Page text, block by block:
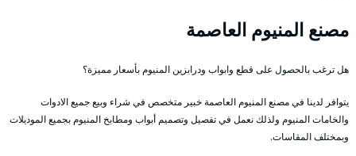
مصنع المنيوم العاصمة
هل ترغب بالحصول على قطع وابواب ودرابزين المنيوم بأسعار مميزة؟
يتوافر لدينا في مصنع المنيوم العاصمة خبير متخصص في شراء وبيع جميع الادوات
والخامات المنيوم ولذلك نعمل في تفصيل وتصميم أبواب ومطابخ المنيوم بجميع الموديلات
وبمختلف المقاسات.